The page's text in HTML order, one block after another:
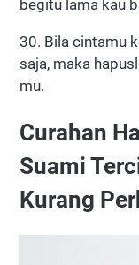
begitu lama kau
30. Bila cintamu
saja, maka
mu.
Curahan
Suami
Kurang